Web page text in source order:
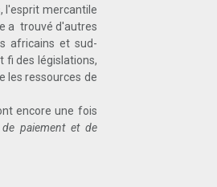
l'esprit mercantile
a trouvé d'autres
africains et sud-
fi des législations,
les ressources de
encore une fois
paiement et de